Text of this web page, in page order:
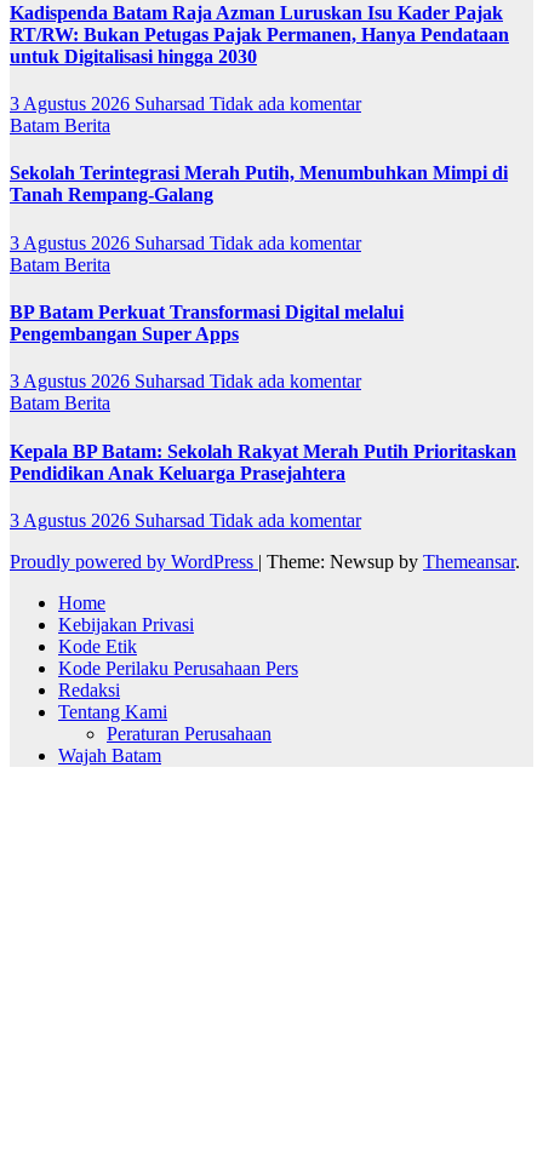
Kadispenda Batam Raja Azman Luruskan Isu Kader Pajak
RT/RW: Bukan Petugas Pajak Permanen, Hanya Pendataan
untuk Digitalisasi hingga 2030
3 Agustus 2026 Suharsad Tidak ada komentar
Batam Berita
Sekolah Terintegrasi Merah Putih, Menumbuhkan Mimpi di
Tanah Rempang-Galang
3 Agustus 2026 Suharsad Tidak ada komentar
Batam Berita
BP Batam Perkuat Transformasi Digital melalui
Pengembangan Super Apps
3 Agustus 2026 Suharsad Tidak ada komentar
Batam Berita
Kepala BP Batam: Sekolah Rakyat Merah Putih Prioritaskan
Pendidikan Anak Keluarga Prasejahtera
3 Agustus 2026 Suharsad Tidak ada komentar
Proudly powered by WordPress | Theme: Newsup by Themeansar.
Home
Kebijakan Privasi
Kode Etik
Kode Perilaku Perusahaan Pers
Redaksi
Tentang Kami
Peraturan Perusahaan
Wajah Batam